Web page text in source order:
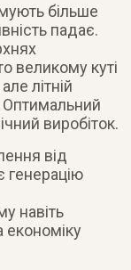
більше
падає.
великому куті
літній
виробіток.
від
генерацію
навіть
економіку